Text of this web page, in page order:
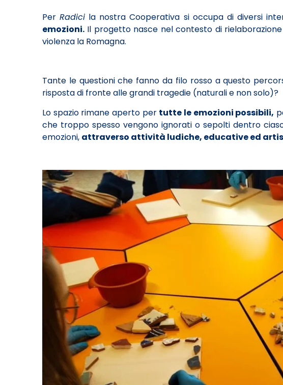
Per Radicila nostra Cooperativa si occupa di diversi
emozioni.Il progetto nasce nel contesto di
violenza la Romagna.
Tante le questioni che fanno da filo rosso a questo
risposta di fronte alle grandi tragedie (naturali e non solo)?
Lo spazio rimane aperto per tutte le emozioni possibili,
che troppo spesso vengono ignorati o sepolti dentro
emozioni, attraverso attività ludiche, educative ed